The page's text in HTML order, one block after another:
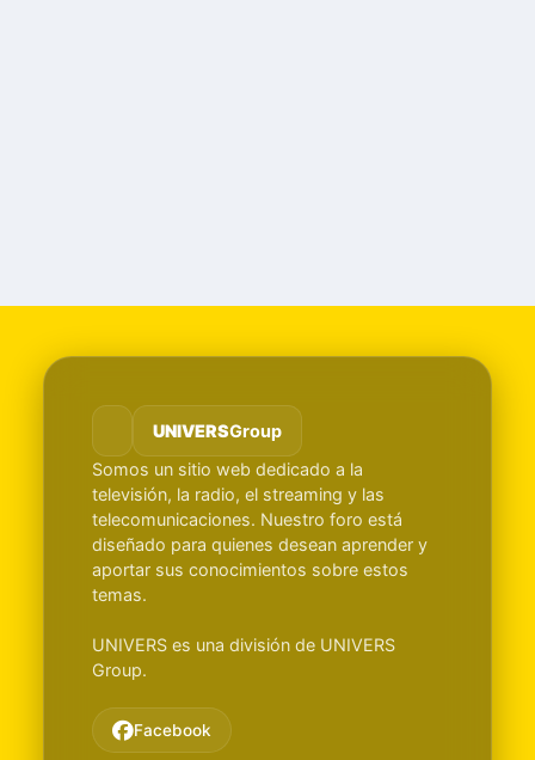
UNIVERSGroup
Somos un sitio web dedicado a la
televisión, la radio, el streaming y las
telecomunicaciones. Nuestro foro está
diseñado para quienes desean aprender y
aportar sus conocimientos sobre estos
temas.
UNIVERS es una división de UNIVERS
Group.
Facebook